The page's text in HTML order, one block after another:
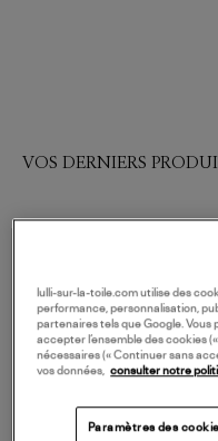
VOS DERNIERS
lulli-sur-la-toile.com utilise des
performance, personnalisation,
partenaires tels que Google. Vous
accepter l’ensemble des cookies
nécessaires (« Continuer sans
vos données,
consulter notre
Paramètres des